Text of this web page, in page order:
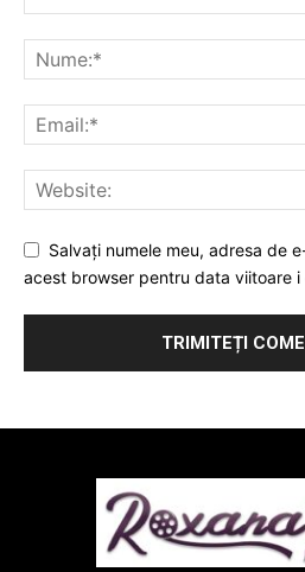
Salvați numele meu, adresa de
acest browser pentru data viitoare i